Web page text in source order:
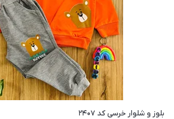
بلوز و شلوار خرسی کد ۲۴۰۷